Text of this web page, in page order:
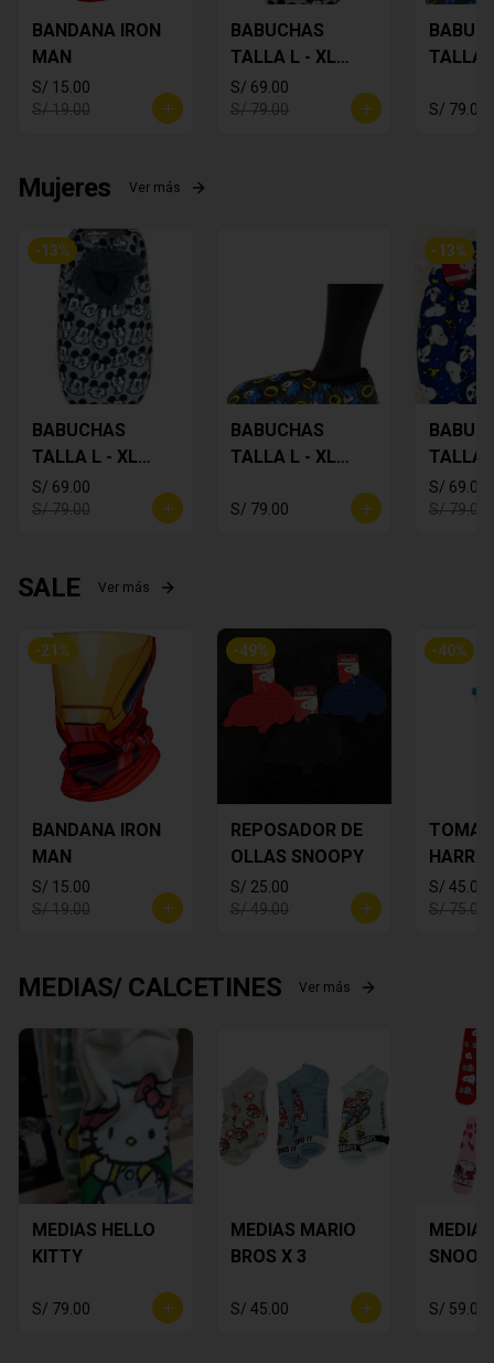
BANDANA IRON
MAN
S/ 15.00
S/ 19.00
BABUCHAS
TALLA L - XL
MICKEY
S/ 69.00
S/ 79.00
TALLA
S/ 79.00
Mujeres Ver más
-13%
BABUCHAS
TALLA L - XL
MICKEY
S/ 69.00
S/ 79.00
BABUCHAS
TALLA L - XL
S/ 79.00
-13%
TALLA
S/ 69.00
S/ 79.00
SALE Ver más
-21 %
BANDANA IRON
MAN
S/ 15.00
S/ 19.00
-49%
REPOSADOR DE
OLLAS SNOOPY
S/ 25.00
S/ 49.00
-40%
TOMA
HARRY
S/ 45.00
S/ 75.00
MEDIAS/ CALCETINES Ver más
MEDIAS HELLO
KITTY
S/ 79.00
MEDIAS MARIO
BROS X 3
S/ 45.00 S/ 59.00